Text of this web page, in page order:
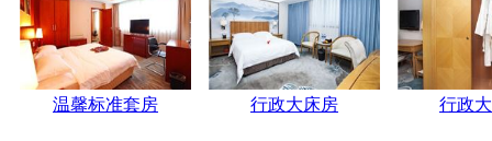
温馨标准套房 行政大床房 行政